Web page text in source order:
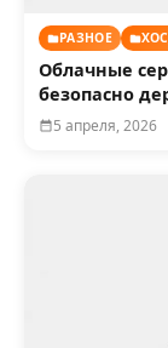
РАЗНОЕ
Облачные
безопасно
5 апреля, 2026